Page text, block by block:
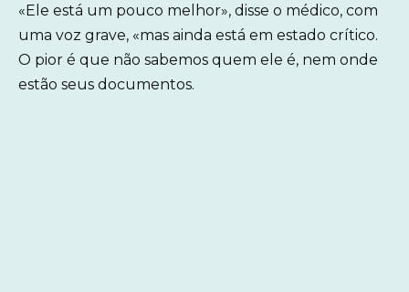
«Ele está um pouco melhor», disse o médico, com
uma voz grave, «mas ainda está em estado crítico.
O pior é que não sabemos quem ele é, nem onde
estão seus documentos.